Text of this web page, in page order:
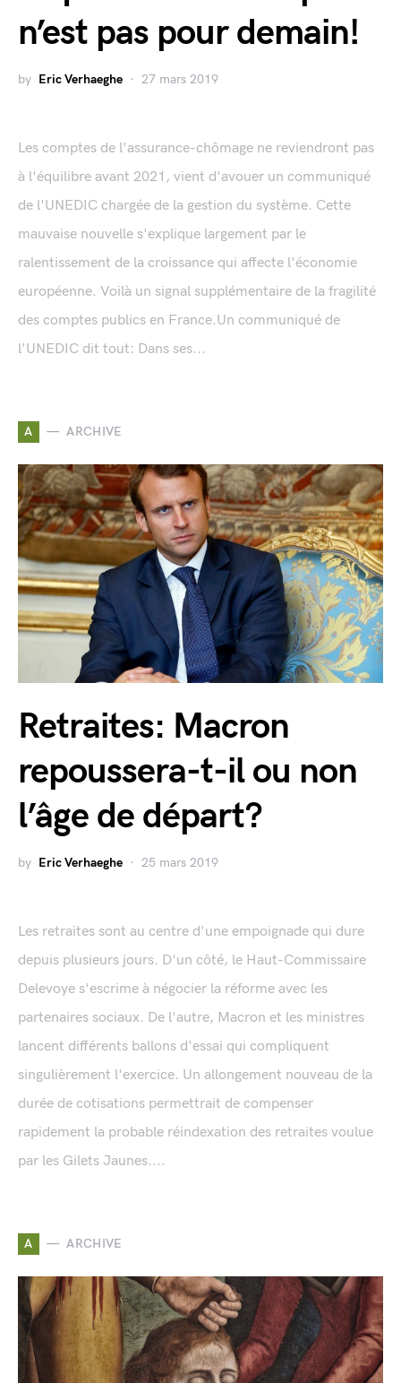
n’est pas pour demain!
by Eric Verhaeghe 27 mars 2019
Les comptes de l'assurance-chômage ne reviendront pas
à l'équilibre avant 2021, vient d'avouer un communiqué
de l'UNEDIC chargée de la gestion du système. Cette
mauvaise nouvelle s'explique largement par le
ralentissement de la croissance qui affecte l'économie
européenne. Voilà un signal supplémentaire de la fragilité
des comptes publics en France.Un communiqué de
l'UNEDIC dit tout: Dans ses...
A ARCHIVE
Retraites: Macron
repoussera-t-il ou non
l’âge de départ?
by Eric Verhaeghe 25 mars 2019
Les retraites sont au centre d'une empoignade qui dure
depuis plusieurs jours. D'un côté, le Haut-Commissaire
Delevoye s'escrime à négocier la réforme avec les
partenaires sociaux. De l'autre, Macron et les ministres
lancent différents ballons d'essai qui compliquent
singulièrement l'exercice. Un allongement nouveau de la
durée de cotisations permettrait de compenser
rapidement la probable réindexation des retraites voulue
par les Gilets Jaunes....
A ARCHIVE